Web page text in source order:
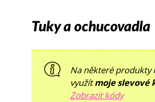
Tuky a ochucovadla
Na některé produkty
využítmoje slevové
Zobrazit kódy